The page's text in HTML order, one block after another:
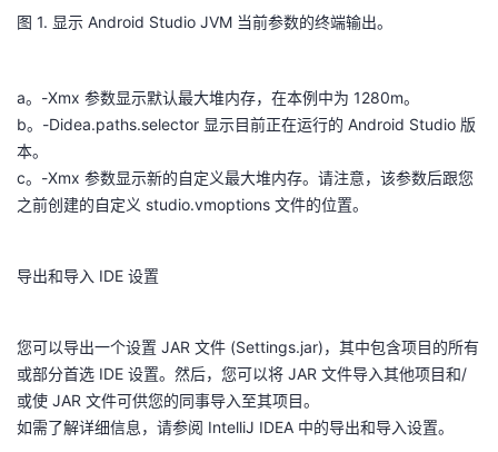
图 1. 显示 Android Studio JVM 当前参数的终端输出。
a。-Xmx 参数显示默认最大堆内存，在本例中为 1280m。
b。-Didea.paths.selector 显示目前正在运行的 Android Studio 版
本。
c。-Xmx 参数显示新的自定义最大堆内存。请注意，该参数后跟您
之前创建的自定义 studio.vmoptions 文件的位置。
导出和导入 IDE 设置
您可以导出一个设置 JAR 文件 (Settings.jar)，其中包含项目的所有
或部分首选 IDE 设置。然后，您可以将 JAR 文件导入其他项目和/
或使 JAR 文件可供您的同事导入至其项目。
如需了解详细信息，请参阅 IntelliJ IDEA 中的导出和导入设置。